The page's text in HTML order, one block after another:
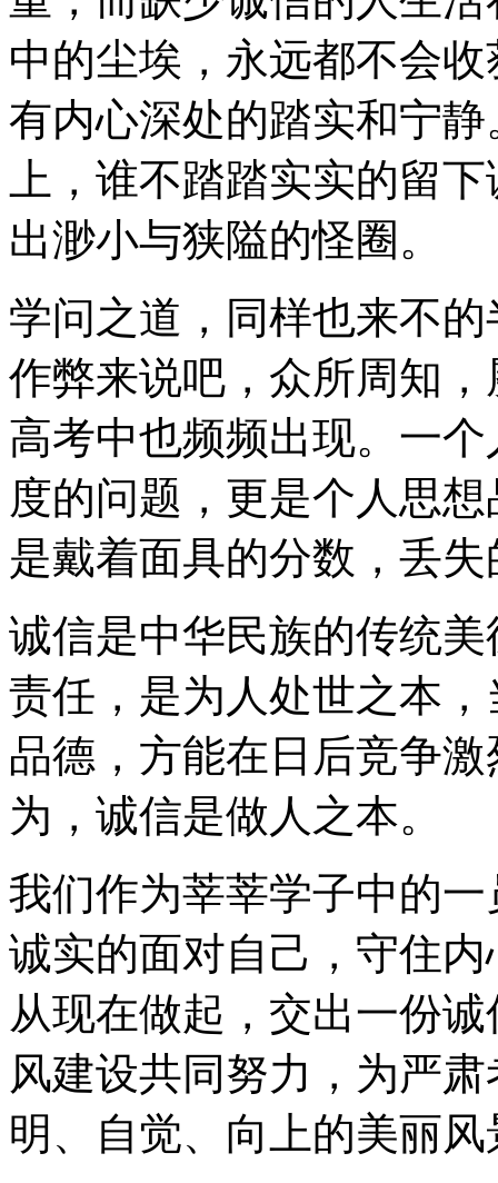
中的尘埃，永远都不会
有内心深处的踏实和宁
上，谁不踏踏实实的留
出渺小与狭隘的怪圈。
学问之道，同样也来不
作弊来说吧，众所周知
高考中也频频出现。一
度的问题，更是个人思
是戴着面具的分数，丢
诚信是中华民族的传统
责任，是为人处世之本
品德，方能在日后竞争
为，诚信是做人之本。
我们作为莘莘学子中的
诚实的面对自己，守住
从现在做起，交出一份
风建设共同努力，为严
明、自觉、向上的美丽风